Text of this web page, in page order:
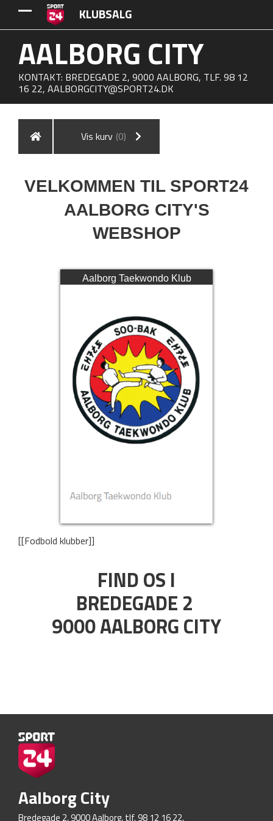
KLUBSALG
AALBORG CITY
KONTAKT: BREDEGADE 2, 9000 AALBORG, TLF. 98 12
16 22, AALBORGCITY@SPORT24.DK
Vis kurv (0)
VELKOMMEN TIL SPORT24
AALBORG CITY'S
WEBSHOP
Aalborg Taekwondo Klub
[[Fodbold klubber]]
FIND OS I
BREDEGADE 2
9000 AALBORG CITY
Aalborg City
Bredegade 2, 9000 Aalborg, tlf. 98 12 16 22,